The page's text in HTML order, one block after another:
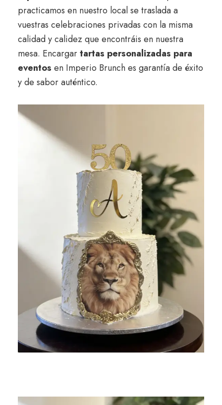
practicamos en nuestro local se traslada a
vuestras celebraciones privadas con la misma
calidad y calidez que encontráis en nuestra
mesa. Encargartartas personalizadas para
eventos en Imperio Brunch es garantía de éxito
y de sabor auténtico.